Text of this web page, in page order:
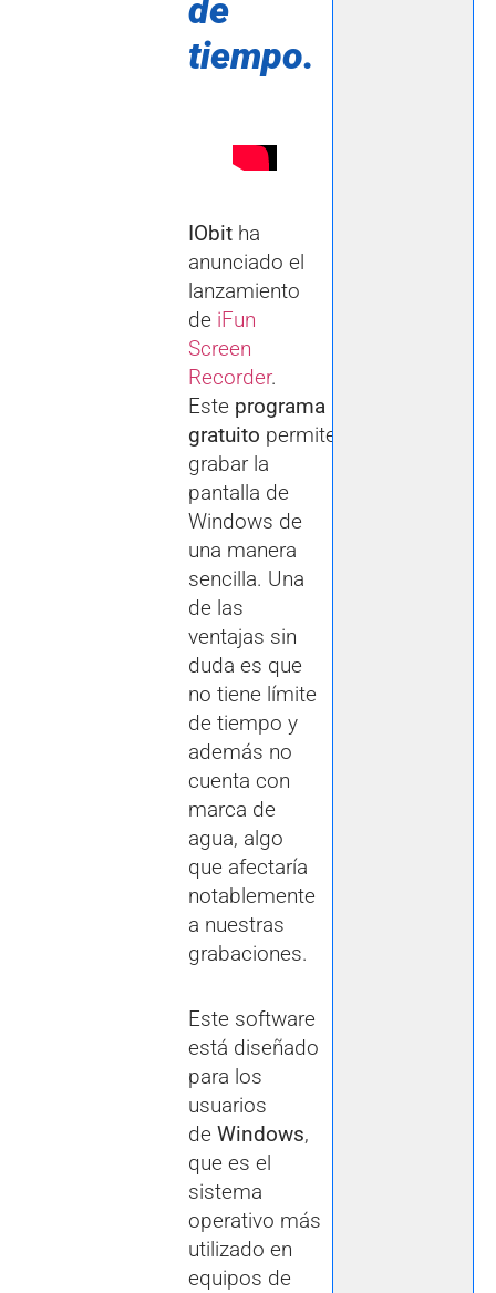
de
tiempo.
IObit ha
anunciado el
lanzamiento
de iFun
Screen
Recorder.
Este programa
gratuito permite
grabar la
pantalla de
Windows de
una manera
sencilla. Una
de las
ventajas sin
duda es que
no tiene límite
de tiempo y
además no
cuenta con
marca de
agua, algo
que afectaría
notablemente
a nuestras
grabaciones.
Este software
está diseñado
para los
usuarios
deWindows,
que es el
sistema
operativo más
utilizado en
equipos de